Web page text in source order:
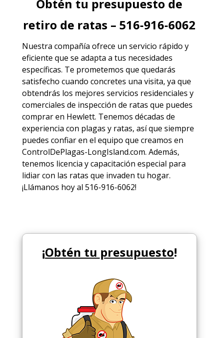
Obtén tu presupuesto de
retiro de ratas – 516-916-6062
Nuestra compañía ofrece un servicio rápido y
eficiente que se adapta a tus necesidades
específicas. Te prometemos que quedarás
satisfecho cuando concretes una visita, ya que
obtendrás los mejores servicios residenciales y
comerciales de inspección de ratas que puedes
comprar en Hewlett. Tenemos décadas de
experiencia con plagas y ratas, así que siempre
puedes confiar en el equipo que creamos en
ControlDePlagas-LongIsland.com. Además,
tenemos licencia y capacitación especial para
lidiar con las ratas que invaden tu hogar.
¡Llámanos hoy al 516-916-6062!
¡Obtén tu presupuesto!